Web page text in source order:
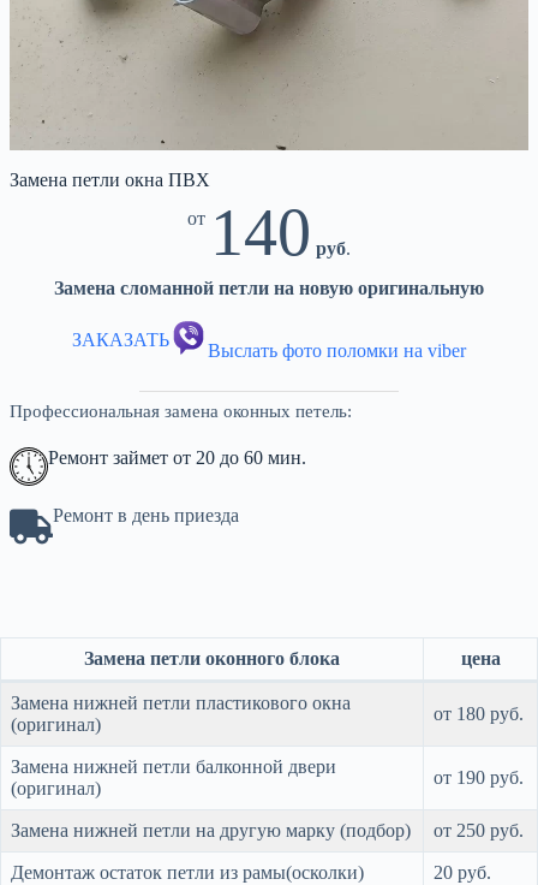
Замена петли окна ПВХ
от 140 руб.
Замена сломанной петли на новую оригинальную
ЗАКАЗАТЬ
Выслать фото поломки на viber
Профессиональная замена оконных петель:
Ремонт займет от 20 до 60 мин.
Ремонт в день приезда
Замена петли оконного блока цена
Замена нижней петли пластикового окна
(оригинал)
от 180 руб.
Замена нижней петли балконной двери
(оригинал)
от 190 руб.
Замена нижней петли на другую марку (подбор) от 250 руб.
Демонтаж остаток петли из рамы(осколки) 20 руб.